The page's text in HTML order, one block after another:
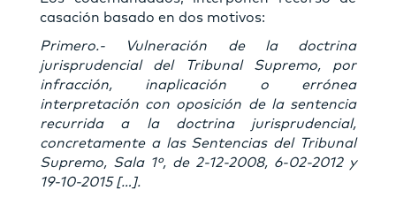
casación basado en dos motivos:
Primero.- Vulneración de la doctrina
jurisprudencial del Tribunal Supremo, por
infracción, inaplicación o errónea
interpretación con oposición de la sentencia
recurrida a la doctrina jurisprudencial,
concretamente a las Sentencias del Tribunal
Supremo, Sala 1º, de 2-12-2008, 6-02-2012 y
19-10-2015 […].